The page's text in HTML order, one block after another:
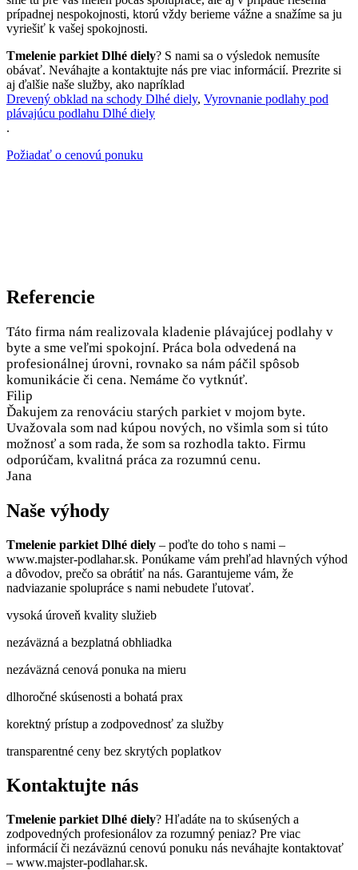
prípadnej nespokojnosti, ktorú vždy berieme vážne a snažíme sa ju
vyriešiť k vašej spokojnosti.
Tmelenie parkiet Dlhé diely? S nami sa o výsledok nemusíte
obávať. Neváhajte a kontaktujte nás pre viac informácií. Prezrite si
aj ďalšie naše služby, ako napríklad
Drevený obklad na schody Dlhé diely, Vyrovnanie podlahy pod
plávajúcu podlahu Dlhé diely
.
Požiadať o cenovú ponuku
Referencie
Táto firma nám realizovala kladenie plávajúcej podlahy v
byte a sme veľmi spokojní. Práca bola odvedená na
profesionálnej úrovni, rovnako sa nám páčil spôsob
komunikácie či cena. Nemáme čo vytknúť.
Filip
Ďakujem za renováciu starých parkiet v mojom byte.
Uvažovala som nad kúpou nových, no všimla som si túto
možnosť a som rada, že som sa rozhodla takto. Firmu
odporúčam, kvalitná práca za rozumnú cenu.
Jana
Naše výhody
Tmelenie parkiet Dlhé diely – poďte do toho s nami –
www.majster-podlahar.sk. Ponúkame vám prehľad hlavných výhod
a dôvodov, prečo sa obrátiť na nás. Garantujeme vám, že
nadviazanie spolupráce s nami nebudete ľutovať.
vysoká úroveň kvality služieb
nezáväzná a bezplatná obhliadka
nezáväzná cenová ponuka na mieru
dlhoročné skúsenosti a bohatá prax
korektný prístup a zodpovednosť za služby
transparentné ceny bez skrytých poplatkov
Kontaktujte nás
Tmelenie parkiet Dlhé diely? Hľadáte na to skúsených a
zodpovedných profesionálov za rozumný peniaz? Pre viac
informácií či nezáväznú cenovú ponuku nás neváhajte kontaktovať
– www.majster-podlahar.sk.